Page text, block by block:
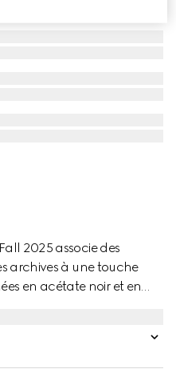
2025 associe des
archives à une touche
en acétate noir et en